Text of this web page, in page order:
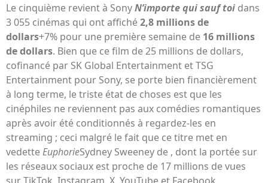
Le cinquième revient à SonyN’importe qui sauf toi dans
3 055 cinémas qui ont affiché2,8 millions de
dollars+7% pour une première semaine de 16 millions
de dollars. Bien que ce film de 25 millions de dollars,
cofinancé par SK Global Entertainment et TSG
Entertainment pour Sony, se porte bien financièrement
à long terme, le triste état de choses est que les
cinéphiles ne reviennent pas aux comédies romantiques
après avoir été conditionnés à regardez-les en
streaming ; ceci malgré le fait que ce titre met en
vedetteEuphorieSydney Sweeney de , dont la portée sur
les réseaux sociaux est proche de 17 millions de vues